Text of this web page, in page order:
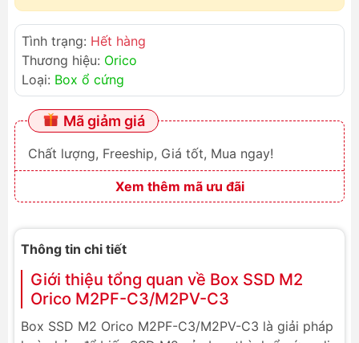
Tình trạng: Hết hàng
Thương hiệu: Orico
Loại: Box ổ cứng
Mã giảm giá
Chất lượng, Freeship, Giá tốt, Mua ngay!
Xem thêm mã ưu đãi
Thông tin chi tiết
Giới thiệu tổng quan về Box SSD M2
Orico M2PF-C3/M2PV-C3
Box SSD M2 Orico M2PF-C3/M2PV-C3 là giải pháp